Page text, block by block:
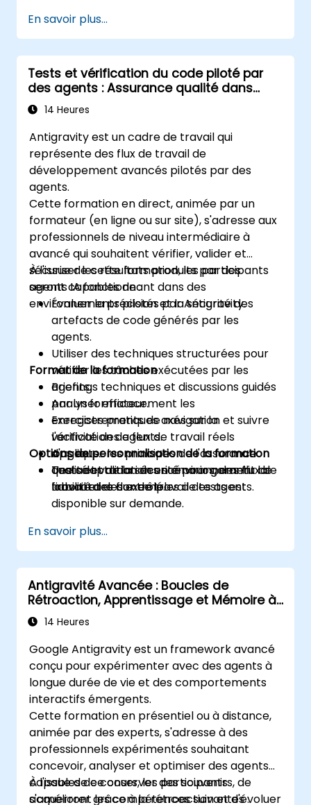
En savoir plus...
Tests et vérification du code piloté par
des agents : Assurance qualité dans
Antigravity
14 Heures
Antigravity est un cadre de travail qui
représente des flux de travail de
développement avancés pilotés par des
agents.
Cette formation en direct, animée par un
formateur (en ligne ou sur site), s'adresse aux
professionnels de niveau intermédiaire à
avancé qui souhaitent vérifier, valider et
sécuriser les résultats produits par des
agents IA fonctionnant dans des
environnements pilotés par Antigravity.
À l'issue de cette formation, les participants
seront capables de :
Évaluer la précision et la sécurité des
artefacts de code générés par les
agents.
Utiliser des techniques structurées pour
vérifier les tâches exécutées par les
agents.
Analyser efficacement les
enregistrements de navigation et suivre
l'activité des agents.
Appliquer les principes de l'assurance
qualité et de la sécurité pour garantir la
fiabilité des flux de travail des agents.
Format de la formation
Briefings techniques et discussions guidés
par un formateur.
Exercices pratiques axés sur la
vérification de flux de travail réels
d'agents.
Tests et validation en environnement de
laboratoire contrôlé.
Options de personnalisation de la formation
Une adaptation des scénarios, des flux de
travail et des exemples de tests est
disponible sur demande.
En savoir plus...
Antigravité Avancée : Boucles de
Rétroaction, Apprentissage et Mémoire à
Long Terme des Agents
14 Heures
Google Antigravity est un framework avancé
conçu pour expérimenter avec des agents à
longue durée de vie et des comportements
interactifs émergents.
Cette formation en présentiel ou à distance,
animée par des experts, s'adresse à des
professionnels expérimentés souhaitant
concevoir, analyser et optimiser des agents
capables de conserver des souvenirs, de
s'améliorer grâce à la rétroaction et d'évoluer
À l'issue de ce cours, les participants
acquerront les compétences suivantes :